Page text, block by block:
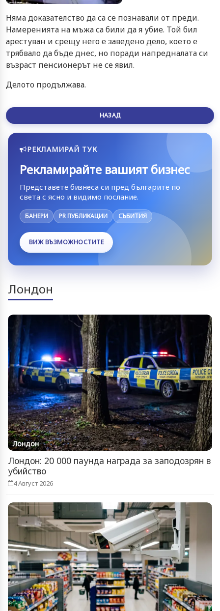
Няма доказателство да са се познавали от преди.
Намеренията на мъжа са били да я убие. Той бил
арестуван и срещу него е заведено дело, което е
трябвало да бъде днес, но поради напредналата си
възраст пенсионерът не се явил.
Делото продължава.
НАЗАД
РЕКЛАМИРАЙ ТУК
Рекламирайте вашият бизнес
Представете бизнеса си пред българите по
света с ясно и видимо послание.
БАНЕРИ PR ПУБЛИКАЦИИ СЪБИТИЯ
ВИЖ ВЪЗМОЖНОСТИТЕ
Лондон
Лондон
Лондон: 20 000 паунда награда за заподозрян в
убийство
4 Август 2026